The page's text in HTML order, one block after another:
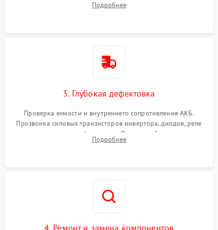
и кистей для предотвращения перегрева и замыканий.
Подробнее
3. Глубокая дефектовка
Проверка емкости и внутреннего сопротивления АКБ.
Прозвонка силовых транзисторов инвертора, диодов, реле
переключения и трансформатора. Визуальный поиск вздутых
конденсаторов и прогаров на печатной плате.
Подробнее